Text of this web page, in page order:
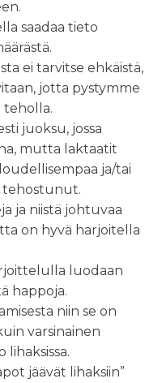
saadaa tieto
ei tarvitse ehkäistä,
jotta pystymme
teholla.
juoksu, jossa
mutta laktaatit
ja/tai
tehostunut.
ja niistä johtuvaa
on hyvä harjoitella
luodaan
happoja.
niin se on
varsinainen
lihaksissa.
jäävät lihaksiin”